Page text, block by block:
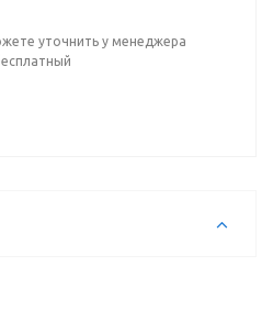
уточнить у менеджера